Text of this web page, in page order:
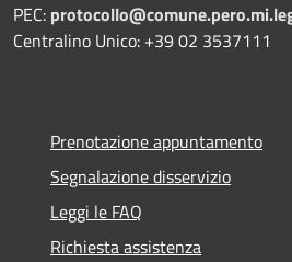
PEC:
Centralino Unico: +39 02 3537111
Prenotazione appuntamento
Segnalazione disservizio
Leggi le FAQ
Richiesta assistenza